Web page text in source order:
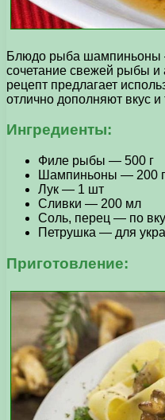
Блюдо рыба шампиньоны
сочетание свежей рыбы
рецепт предлагает
отлично дополняют вкус и
Ингредиенты:
Филе рыбы — 500 г
Шампиньоны — 200 г
Лук — 1 шт
Сливки — 200 мл
Соль, перец — по
Петрушка — для
Приготовление: